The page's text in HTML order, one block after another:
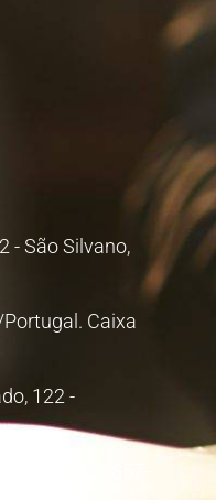
- São Silvano,
Portugal. Caixa
122 -
SP. 08857-